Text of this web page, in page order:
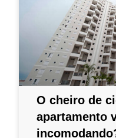
O cheiro de
apartamento